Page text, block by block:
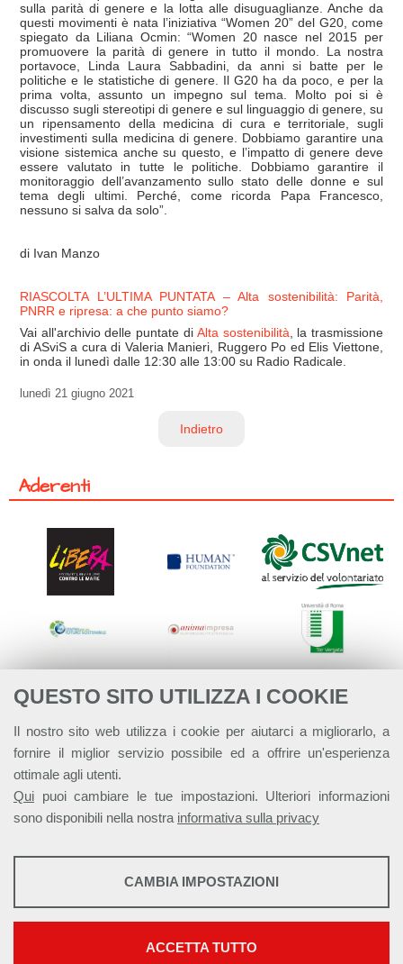
QUESTO SITO UTILIZZA I COOKIE
Il nostro sito web utilizza i cookie per aiutarci a migliorarlo, a
fornire il miglior servizio possibile ed a offrire un'esperienza
ottimale agli utenti.
Qui puoi cambiare le tue impostazioni. Ulteriori informazioni
sono disponibili nella nostra informativa sulla privacy
STATISTICHE
Mostra maggiori informazioni
CAMBIA IMPOSTAZIONI
ACCETTA TUTTO
sulla parità di genere e la lotta alle disuguaglianze. Anche da
questi movimenti è nata l’iniziativa “Women 20” del G20, come
spiegato da Liliana Ocmin: “Women 20 nasce nel 2015 per
promuovere la parità di genere in tutto il mondo. La nostra
portavoce, Linda Laura Sabbadini, da anni si batte per le
politiche e le statistiche di genere. Il G20 ha da poco, e per la
prima volta, assunto un impegno sul tema. Molto poi si è
discusso sugli stereotipi di genere e sul linguaggio di genere, su
un ripensamento della medicina di cura e territoriale, sugli
investimenti sulla medicina di genere. Dobbiamo garantire una
visione sistemica anche su questo, e l’impatto di genere deve
essere valutato in tutte le politiche. Dobbiamo garantire il
monitoraggio dell’avanzamento sullo stato delle donne e sul
tema degli ultimi. Perché, come ricorda Papa Francesco,
nessuno si salva da solo”.
di Ivan Manzo
RIASCOLTA L’ULTIMA PUNTATA – Alta sostenibilità: Parità,
PNRR e ripresa: a che punto siamo?
Vai all'archivio delle puntate diAlta sostenibilità , la trasmissione
di ASviS a cura di Valeria Manieri, Ruggero Po ed Elis Viettone,
in onda il lunedì dalle 12:30 alle 13:00 su Radio Radicale.
lunedì 21 giugno 2021
Indietro
Aderenti
Alleanza Italiana per lo Sviluppo Sostenibile - ASviS